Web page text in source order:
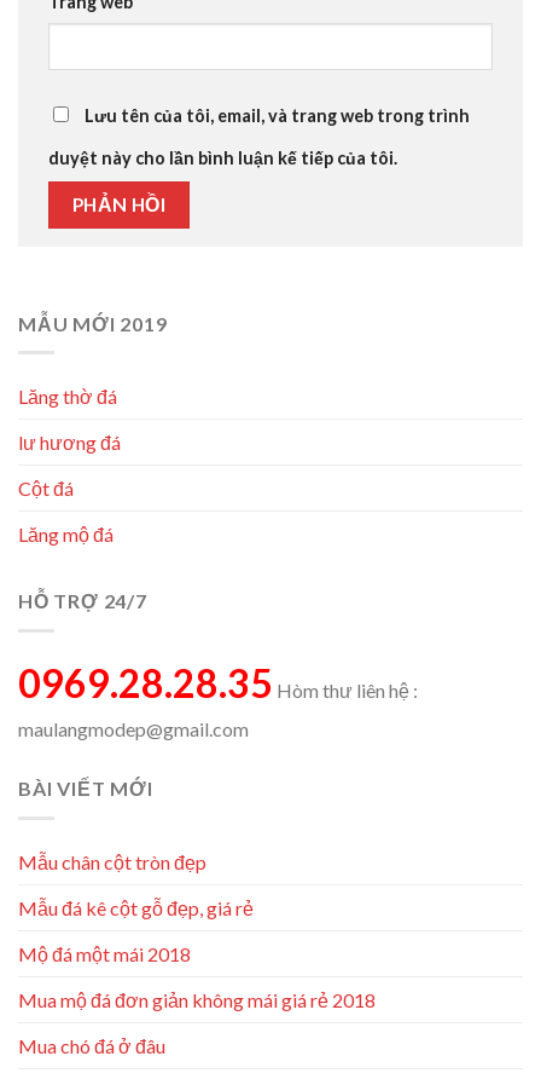
Lưu tên của tôi, email, và trang web trong trình
duyệt này cho lần bình luận kế tiếp của tôi.
MẪU MỚI 2019
Lăng thờ đá
lư hương đá
Cột đá
Lăng mộ đá
HỖ TRỢ 24/7
0969.28.28.35 Hòm thư liên hệ :
maulangmodep@gmail.com
BÀI VIẾT MỚI
Mẫu chân cột tròn đẹp
Mẫu đá kê cột gỗ đẹp, giá rẻ
Mộ đá một mái 2018
Mua mộ đá đơn giản không mái giá rẻ 2018
Mua chó đá ở đâu